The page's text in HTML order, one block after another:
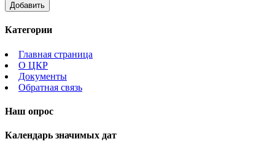
Категории
Главная страница
О ЦКР
Документы
Обратная связь
Наш опрос
Календарь значимых дат